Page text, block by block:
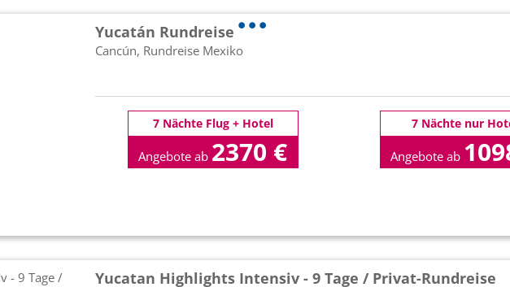
Yucatán Rundreise
Cancún, Rundreise Mexiko
7 Nächte Flug + Hotel
Angebote ab 2370 €
7 Nächte nur
Angebote ab
Yucatan Highlights Intensiv - 9 Tage / Privat-Rundreise